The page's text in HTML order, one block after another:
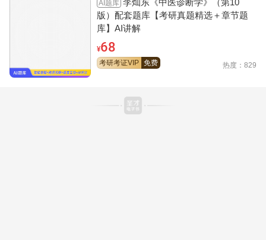
AI题库 李灿东《中医诊断学》（第10
版）配套题库【考研真题精选＋章节题
库】AI讲解
¥68
考研考证VIP 免费 热度：829